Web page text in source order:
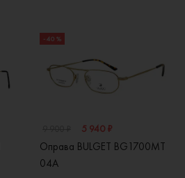
- 40 %
5 940 ₽
Оправа BULGET BG1700MT
04A